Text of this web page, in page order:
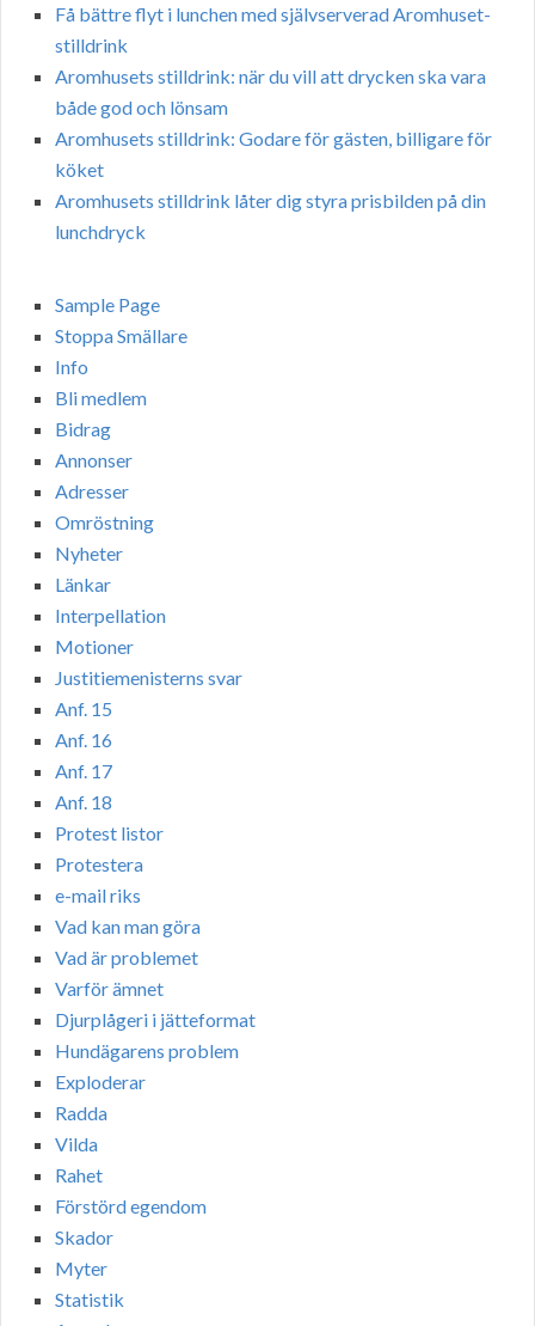
Få bättre flyt i lunchen med självserverad Aromhuset-
stilldrink
Aromhusets stilldrink: när du vill att drycken ska vara
både god och lönsam
Aromhusets stilldrink: Godare för gästen, billigare för
köket
Aromhusets stilldrink låter dig styra prisbilden på din
lunchdryck
Sample Page
Stoppa Smällare
Info
Bli medlem
Bidrag
Annonser
Adresser
Omröstning
Nyheter
Länkar
Interpellation
Motioner
Justitiemenisterns svar
Anf. 15
Anf. 16
Anf. 17
Anf. 18
Protest listor
Protestera
e-mail riks
Vad kan man göra
Vad är problemet
Varför ämnet
Djurplågeri i jätteformat
Hundägarens problem
Exploderar
Radda
Vilda
Rahet
Förstörd egendom
Skador
Myter
Statistik